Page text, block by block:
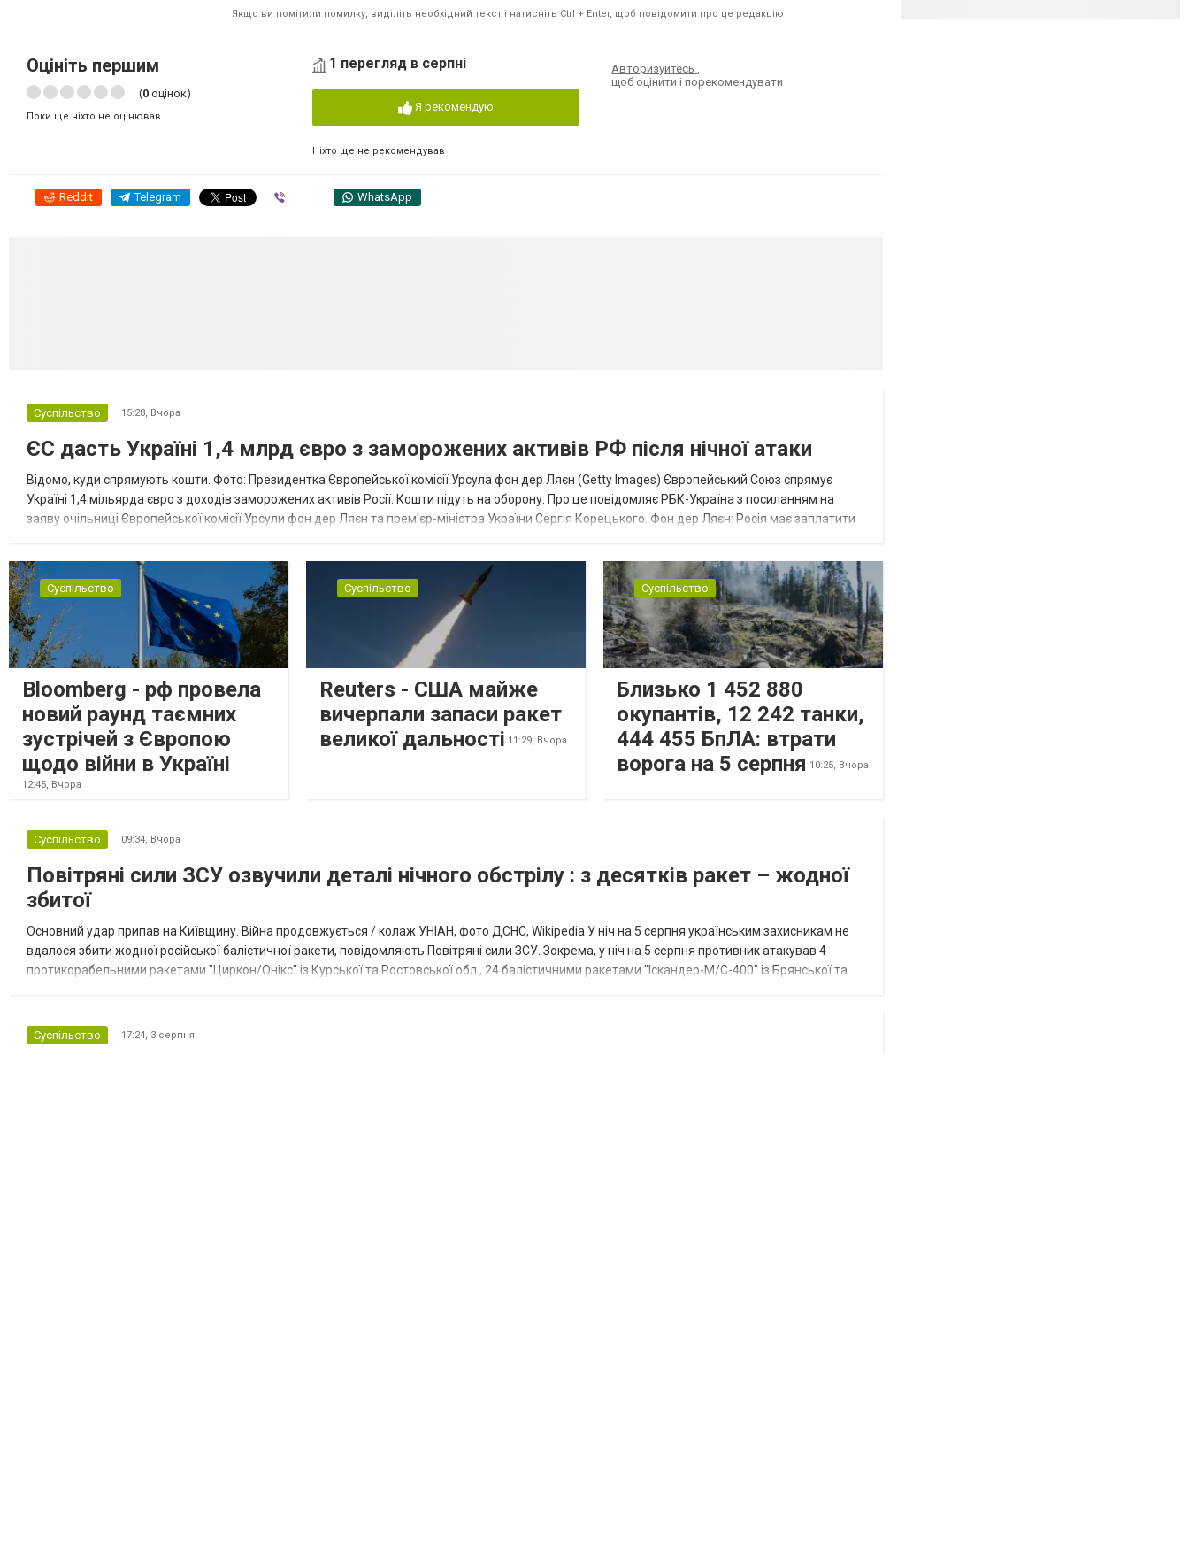
Якщо ви помітили помилку, виділіть необхідний текст і натисніть Ctrl + Enter, щоб повідомити про це редакцію
Оцініть першим
(0 оцінок)
Поки ще ніхто не оцінював
1 перегляд в серпні
Я рекомендую
Ніхто ще не рекомендував
Авторизуйтесь,
щоб оцінити і порекомендувати
Reddit Telegram WhatsApp
Суспільство 15:28, Вчора
ЄС дасть Україні 1,4 млрд євро з заморожених активів РФ після нічної атаки
Відомо, куди спрямують кошти. Фото: Президентка Європейської комісії Урсула фон дер Ляєн (Getty Images) Європейський Союз спрямує
Україні 1,4 мільярда євро з доходів заморожених активів Росії. Кошти підуть на оборону. Про це повідомляє РБК-Україна з посиланням на
заяву очільниці Європейської комісії Урсули фон дер Ляєн та прем'єр-міністра України Сергія Корецького. Фон дер Ляєн: Росія має заплатити
Суспільство
Bloomberg - рф провела
новий раунд таємних
зустрічей з Європою
щодо війни в Україні
12:45, Вчора
Суспільство
Reuters - США майже
вичерпали запаси ракет
великої дальності 11:29, Вчора
Суспільство
Близько 1 452 880
окупантів, 12 242 танки,
444 455 БпЛА: втрати
ворога на 5 серпня 10:25, Вчора
Суспільство 09:34, Вчора
Повітряні сили ЗСУ озвучили деталі нічного обстрілу : з десятків ракет – жодної
збитої
Основний удар припав на Київщину. Війна продовжується / колаж УНІАН, фото ДСНС, Wikipedia У ніч на 5 серпня українським захисникам не
вдалося збити жодної російської балістичної ракети, повідомляють Повітряні сили ЗСУ. Зокрема, у ніч на 5 серпня противник атакував 4
протикорабельними ракетами "Циркон/Онікс" із Курської та Ростовської обл., 24 балістичними ракетами "Іскандер-М/С-400" із Брянської та
Суспільство 17:24, 3 серпня